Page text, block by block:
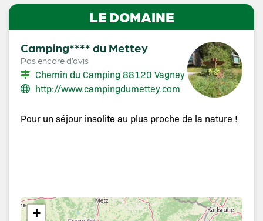
LE DOMAINE
Camping**** du Mettey
Pas encore d’avis
Chemin du Camping 88120 Vagney
http://www.campingdumettey.com
Pour un séjour insolite au plus proche de la nature !
+